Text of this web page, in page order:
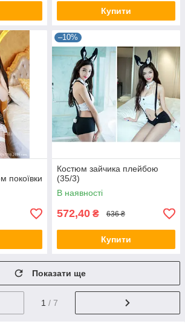
Купити
покоївки
–10%
Костюм зайчика плейбою
(35/3)
В наявності
572,40 ₴ 636 ₴
Купити
Показати ще
1 / 7